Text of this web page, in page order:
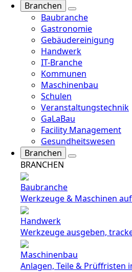
Branchen
Baubranche
Gastronomie
Gebäudereinigung
Handwerk
IT-Branche
Kommunen
Maschinenbau
Schulen
Veranstaltungstechnik
GaLaBau
Facility Management
Gesundheitswesen
Branchen
BRANCHEN
Baubranche
Werkzeuge & Maschinen
Handwerk
Werkzeuge ausgeben,
Maschinenbau
Anlagen, Teile & Prüffristen